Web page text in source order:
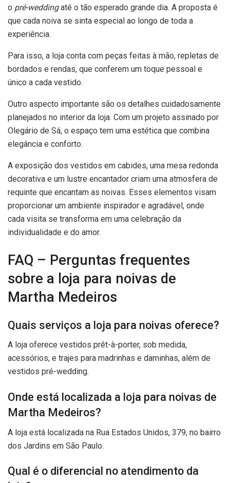
o pré-weddingaté o tão esperado grande dia. A proposta é
que cada noiva se sinta especial ao longo de toda a
experiência.
Para isso, a loja conta com peças feitas à mão, repletas de
bordados e rendas, que conferem um toque pessoal e
único a cada vestido.
Outro aspecto importante são os detalhes cuidadosamente
planejados no interior da loja. Com um projeto assinado por
Olegário de Sá, o espaço tem uma estética que combina
elegância e conforto.
A exposição dos vestidos em cabides, uma mesa redonda
decorativa e um lustre encantador criam uma atmosfera de
requinte que encantam as noivas. Esses elementos visam
proporcionar um ambiente inspirador e agradável, onde
cada visita se transforma em uma celebração da
individualidade e do amor.
FAQ – Perguntas frequentes
sobre a loja para noivas de
Martha Medeiros
Quais serviços a loja para noivas oferece?
A loja oferece vestidos prêt-à-porter, sob medida,
acessórios, e trajes para madrinhas e daminhas, além de
vestidos pré-wedding.
Onde está localizada a loja para noivas de
Martha Medeiros?
A loja está localizada na Rua Estados Unidos, 379, no bairro
dos Jardins em São Paulo.
Qual é o diferencial no atendimento da